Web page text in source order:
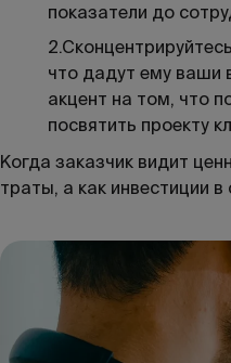
показатели до
что дадут ему ваши
акцент на том, что
посвятить проекту
Когда заказчик видит
траты, а как инвестиции